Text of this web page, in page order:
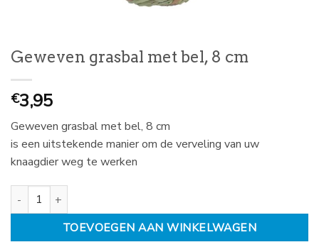
Geweven grasbal met bel, 8 cm
€3,95
Geweven grasbal met bel, 8 cm
is een uitstekende manier om de verveling van uw
knaagdier weg te werken
Geweven grasbal met bel, 8 cm aantal
TOEVOEGEN AAN WINKELWAGEN